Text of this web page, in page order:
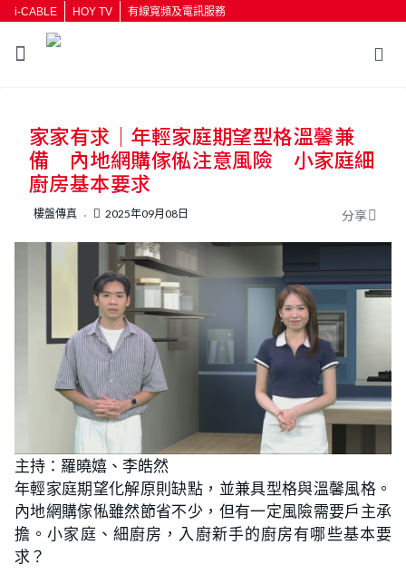
i-CABLE HOY TV 有線寬頻及電訊服務
家家有求｜年輕家庭期望型格溫馨兼
備 內地網購傢俬注意風險 小家庭細
廚房基本要求
樓盤傳真 2025年09月08日 分享
主持：羅曉嬉、李皓然
年輕家庭期望化解原則缺點，並兼具型格與溫馨風格。
內地網購傢俬雖然節省不少，但有一定風險需要戶主承
擔。小家庭、細廚房，入廚新手的廚房有哪些基本要
求？